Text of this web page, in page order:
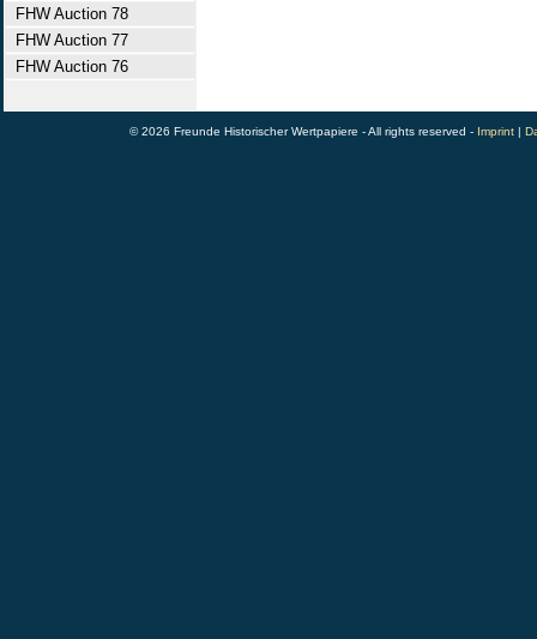
FHW Auction 78
FHW Auction 77
FHW Auction 76
© 2026 Freunde Historischer Wertpapiere - All rights reserved - Imprint |